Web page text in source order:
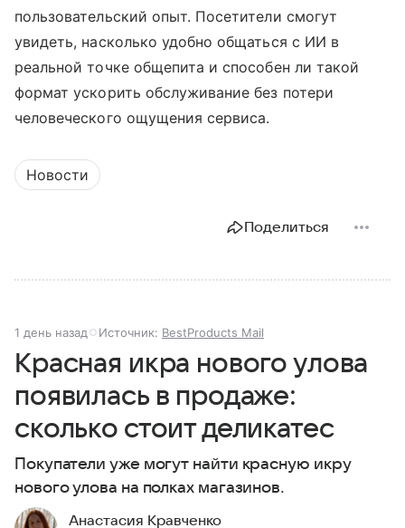
пользовательский опыт. Посетители смогут
увидеть, насколько удобно общаться с ИИ в
реальной точке общепита и способен ли такой
формат ускорить обслуживание без потери
человеческого ощущения сервиса.
Новости
Поделиться
1 день назад Источник: BestProducts Mail
Красная икра нового улова
появилась в продаже:
сколько стоит деликатес
Покупатели уже могут найти красную икру
нового улова на полках магазинов.
Анастасия Кравченко